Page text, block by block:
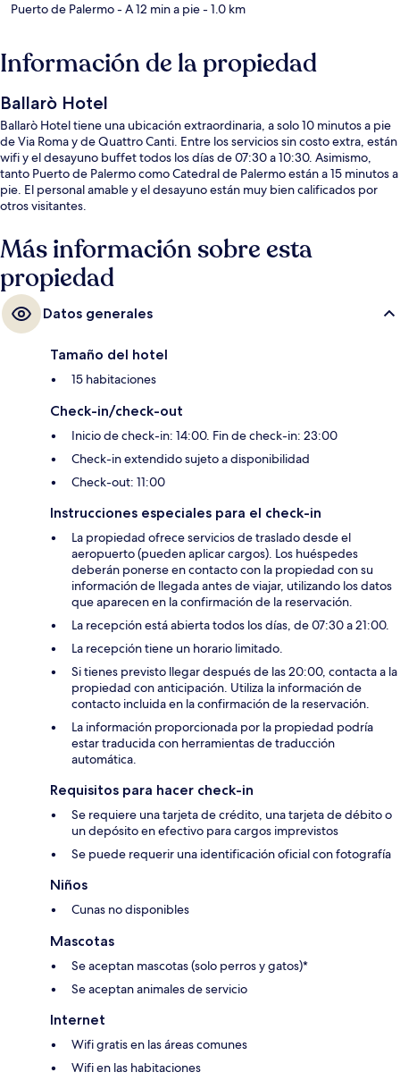
Puerto de Palermo- A 12 min a pie- 1.0 km
Información de la propiedad
Ballarò Hotel
Ballarò Hotel tiene una ubicación extraordinaria, a solo 10 minutos a pie
de Via Roma y de Quattro Canti. Entre los servicios sin costo extra, están
wifi y el desayuno buffet todos los días de 07:30 a 10:30. Asimismo,
tanto Puerto de Palermo como Catedral de Palermo están a 15 minutos a
pie. El personal amable y el desayuno están muy bien calificados por
otros visitantes.
Más información sobre esta
propiedad
Datos generales
Tamaño del hotel
15 habitaciones
Check-in/check-out
Inicio de check-in: 14:00. Fin de check-in: 23:00
Check-in extendido sujeto a disponibilidad
Check-out: 11:00
Instrucciones especiales para el check-in
La propiedad ofrece servicios de traslado desde el
aeropuerto (pueden aplicar cargos). Los huéspedes
deberán ponerse en contacto con la propiedad con su
información de llegada antes de viajar, utilizando los datos
que aparecen en la confirmación de la reservación.
La recepción está abierta todos los días, de 07:30 a 21:00.
La recepción tiene un horario limitado.
Si tienes previsto llegar después de las 20:00, contacta a la
propiedad con anticipación. Utiliza la información de
contacto incluida en la confirmación de la reservación.
La información proporcionada por la propiedad podría
estar traducida con herramientas de traducción
automática.
Requisitos para hacer check-in
Se requiere una tarjeta de crédito, una tarjeta de débito o
un depósito en efectivo para cargos imprevistos
Se puede requerir una identificación oficial con fotografía
Niños
Cunas no disponibles
Mascotas
Se aceptan mascotas (solo perros y gatos)*
Se aceptan animales de servicio
Internet
Wifi gratis en las áreas comunes
Wifi en las habitaciones